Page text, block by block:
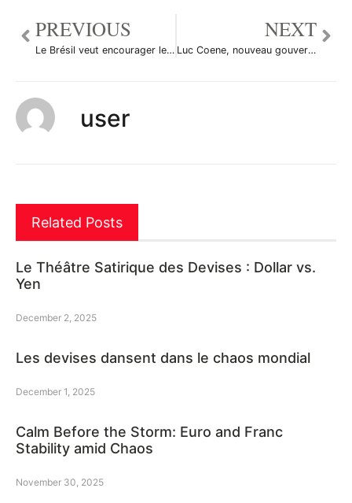
PREVIOUS
Le Brésil veut encourager les PME à s’engager sur le marché de la dette
NEXT
Luc Coene, nouveau gouverneur de la Banque de Belgique
user
Related Posts
Le Théâtre Satirique des Devises : Dollar vs.
Yen
December 2, 2025
Les devises dansent dans le chaos mondial
December 1, 2025
Calm Before the Storm: Euro and Franc
Stability amid Chaos
November 30, 2025